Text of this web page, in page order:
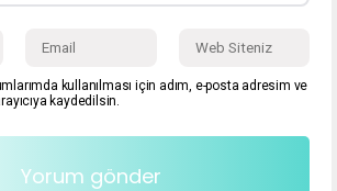
kullanılması için adım, e-posta adresim ve
kaydedilsin.